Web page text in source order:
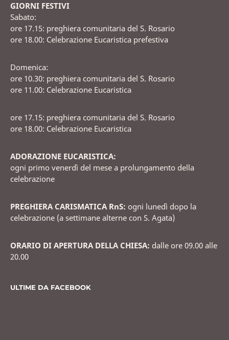
GIORNI FESTIVI
Sabato:
ore 17.15: preghiera comunitaria del S. Rosario
ore 18.00: Celebrazione Eucaristica prefestiva
Domenica:
ore 10.30: preghiera comunitaria del S. Rosario
ore 11.00: Celebrazione Eucaristica
ore 17.15: preghiera comunitaria del S. Rosario
ore 18.00: Celebrazione Eucaristica
ADORAZIONE EUCARISTICA:
ogni primo venerdì del mese a prolungamento della
celebrazione
PREGHIERA CARISMATICA RnS: ogni lunedì dopo la
celebrazione (a settimane alterne con S. Agata)
ORARIO DI APERTURA DELLA CHIESA: dalle ore 09.00 alle
20.00
ULTIME DA FACEBOOK